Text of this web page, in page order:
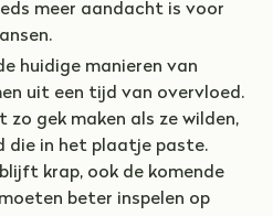
meer aandacht is voor
huidige manieren van
uit een tijd van overvloed.
zo gek maken als ze wilden,
die in het plaatje paste.
krap, ook de komende
beter inspelen op